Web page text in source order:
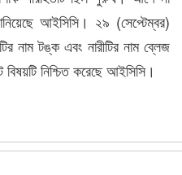
আইসিসি। ২৯ (সেপ্টেম্বর)
নাম টঙ্ক এবং নারীটির নাম ব্লেজ
বিষয়টি নিশ্চিত করেছে আইসিসি।